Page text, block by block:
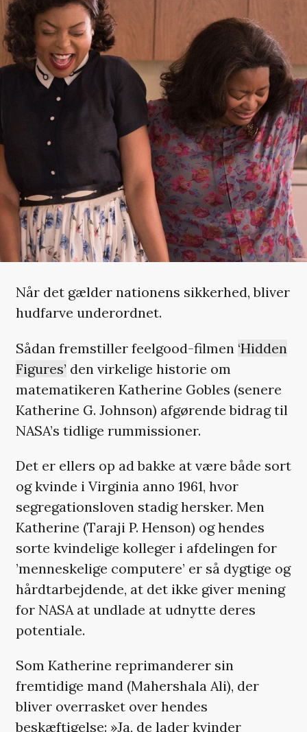
Når det gælder nationens sikkerhed, bliver
hudfarve underordnet.
Sådan fremstiller feelgood-filmen ‘Hidden
Figures’ den virkelige historie om
matematikeren Katherine Gobles (senere
Katherine G. Johnson) afgørende bidrag til
NASA’s tidlige rummissioner.
Det er ellers op ad bakke at være både sort
og kvinde i Virginia anno 1961, hvor
segregationsloven stadig hersker. Men
Katherine (Taraji P. Henson) og hendes
sorte kvindelige kolleger i afdelingen for
’menneskelige computere’ er så dygtige og
hårdtarbejdende, at det ikke giver mening
for NASA at undlade at udnytte deres
potentiale.
Som Katherine reprimanderer sin
fremtidige mand (Mahershala Ali), der
bliver overrasket over hendes
beskæftigelse: »Ja, de lader kvinder